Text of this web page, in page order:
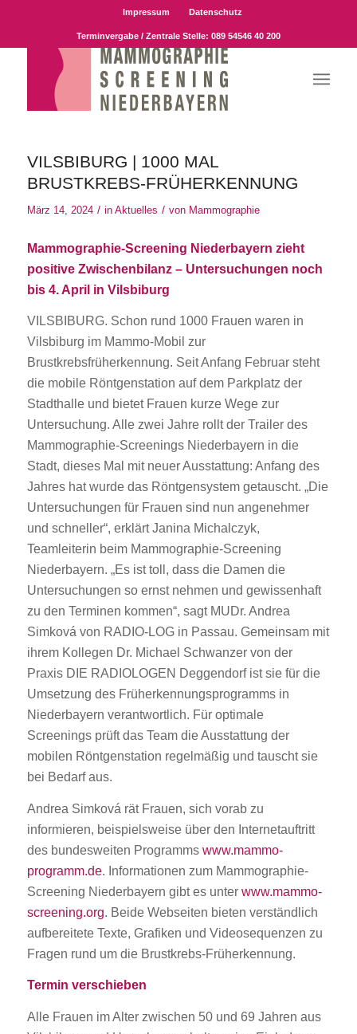
Impressum Datenschutz
Terminvergabe / Zentrale Stelle: 089 54546 40 200
VILSBIBURG | 1000 MAL
BRUSTKREBS-FRÜHERKENNUNG
März 14, 2024 / in Aktuelles / von Mammographie
Mammographie-Screening Niederbayern zieht
positive Zwischenbilanz – Untersuchungen noch
bis 4. April in Vilsbiburg
VILSBIBURG. Schon rund 1000 Frauen waren in
Vilsbiburg im Mammo-Mobil zur
Brustkrebsfrüherkennung. Seit Anfang Februar steht
die mobile Röntgenstation auf dem Parkplatz der
Stadthalle und bietet Frauen kurze Wege zur
Untersuchung. Alle zwei Jahre rollt der Trailer des
Mammographie-Screenings Niederbayern in die
Stadt, dieses Mal mit neuer Ausstattung: Anfang des
Jahres hat wurde das Röntgensystem getauscht. „Die
Untersuchungen für Frauen sind nun angenehmer
und schneller“, erklärt Janina Michalczyk,
Teamleiterin beim Mammographie-Screening
Niederbayern. „Es ist toll, dass die Damen die
Untersuchungen so ernst nehmen und gewissenhaft
zu den Terminen kommen“, sagt MUDr. Andrea
Simková von RADIO-LOG in Passau. Gemeinsam mit
ihrem Kollegen Dr. Michael Schwanzer von der
Praxis DIE RADIOLOGEN Deggendorf ist sie für die
Umsetzung des Früherkennungsprogramms in
Niederbayern verantwortlich. Für optimale
Screenings prüft das Team die Ausstattung der
mobilen Röntgenstation regelmäßig und tauscht sie
bei Bedarf aus.
Andrea Simková rät Frauen, sich vorab zu
informieren, beispielsweise über den Internetauftritt
des bundesweiten Programms www.mammo-
programm.de. Informationen zum Mammographie-
Screening Niederbayern gibt es unter www.mammo-
screening.org. Beide Webseiten bieten verständlich
aufbereitete Texte, Grafiken und Videosequenzen zu
Fragen rund um die Brustkrebs-Früherkennung.
Termin verschieben
Alle Frauen im Alter zwischen 50 und 69 Jahren aus